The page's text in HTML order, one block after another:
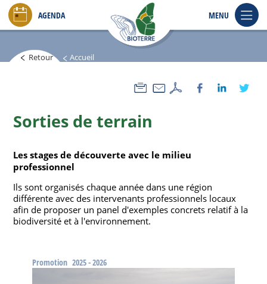
Aller
au
contenu
AGENDA MENU
Retour Accueil
Sorties de terrain
Les stages de découverte avec le milieu
professionnel
Ils sont organisés chaque année dans une région
différente avec des intervenants professionnels locaux
afin de proposer un panel d'exemples concrets relatif à la
biodiversité et à l'environnement.
Promotion 2025 - 2026